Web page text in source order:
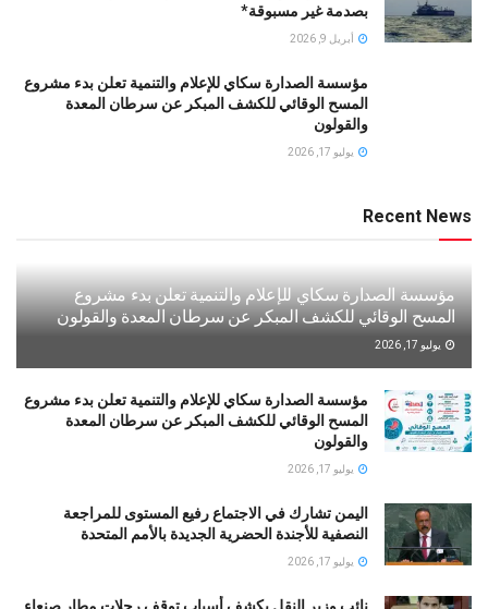
بصدمة غير مسبوقة*
أبريل 9, 2026
مؤسسة الصدارة سكاي للإعلام والتنمية تعلن بدء مشروع
المسح الوقائي للكشف المبكر عن سرطان المعدة
والقولون
يوليو 17, 2026
Recent News
مؤسسة الصدارة سكاي للإعلام والتنمية تعلن بدء مشروع
المسح الوقائي للكشف المبكر عن سرطان المعدة والقولون
يوليو 17, 2026
مؤسسة الصدارة سكاي للإعلام والتنمية تعلن بدء مشروع
المسح الوقائي للكشف المبكر عن سرطان المعدة
والقولون
يوليو 17, 2026
اليمن تشارك في الاجتماع رفيع المستوى للمراجعة
النصفية للأجندة الحضرية الجديدة بالأمم المتحدة
يوليو 17, 2026
نائب وزير النقل يكشف أسباب توقف رحلات مطار صنعاء